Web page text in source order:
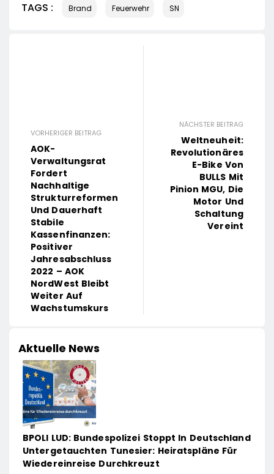
TAGS : Brand Feuerwehr SN
VORHERIGER BEITRAG
AOK-
Verwaltungsrat
Fordert
Nachhaltige
Strukturreformen
Und Dauerhaft
Stabile
Kassenfinanzen:
Positiver
Jahresabschluss
2022 – AOK
NordWest Bleibt
Weiter Auf
Wachstumskurs
NÄCHSTER BEITRAG
Weltneuheit:
Revolutionäres
E-Bike Von
BULLS Mit
Pinion MGU, Die
Motor Und
Schaltung
Vereint
Aktuelle News
BPOLI LUD: Bundespolizei Stoppt In Deutschland
Untergetauchten Tunesier: Heiratspläne Für
Wiedereinreise Durchkreuzt